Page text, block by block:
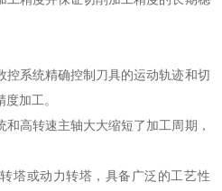
系统精确控制刀具的运动轨迹和切
加工。
高转速主轴大大缩短了加工周期，
或动力转塔，具备广泛的工艺性